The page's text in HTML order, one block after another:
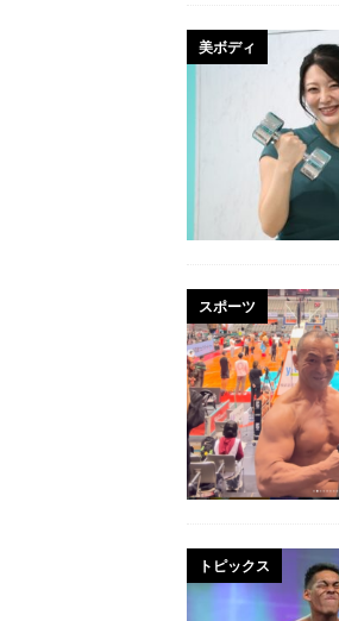
美ボディ
スポーツ
トピックス